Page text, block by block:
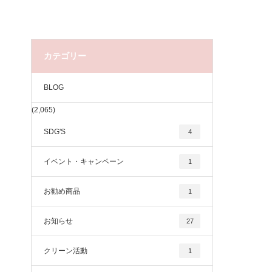
カテゴリー
BLOG
(2,065)
SDG'S 4
イベント・キャンペーン 1
お勧め商品 1
お知らせ 27
クリーン活動 1